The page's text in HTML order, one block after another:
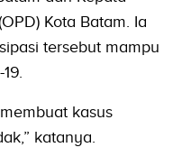
Kota Batam. Ia
tersebut mampu
kasus
katanya.